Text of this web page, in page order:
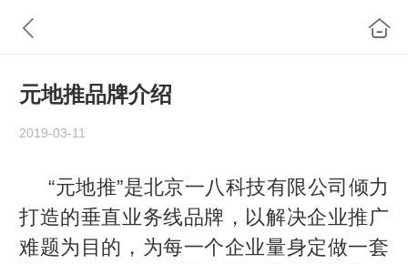
元地推品牌介绍
2019-03-11
“元地推”是北京一八科技有限公司倾力
打造的垂直业务线品牌，以解决企业推广
难题为目的，为每一个企业量身定做一套